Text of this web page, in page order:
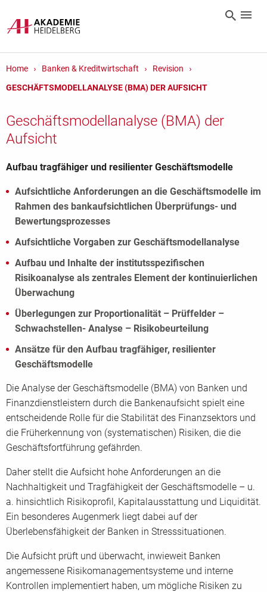
Home Banken & Kreditwirtschaft
Revision
GESCHÄFTSMODELLANALYSE (BMA) DER AUFSICHT
Geschäftsmodellanalyse (BMA) der
Aufsicht
Aufbau tragfähiger und resilienter Geschäftsmodelle
Aufsichtliche Anforderungen an die Geschäftsmodelle im
Rahmen des bankaufsichtlichen Überprüfungs- und
Bewertungsprozesses
Aufsichtliche Vorgaben zur Geschäftsmodellanalyse
Aufbau und Inhalte der institutsspezifischen
Risikoanalyse als zentrales Element der kontinuierlichen
Überwachung
Überlegungen zur Proportionalität – Prüffelder –
Schwachstellen- Analyse – Risikobeurteilung
Ansätze für den Aufbau tragfähiger, resilienter
Geschäftsmodelle
Die Analyse der Geschäftsmodelle (BMA) von Banken und
Finanzdienstleistern durch die Bankenaufsicht spielt eine
entscheidende Rolle für die Stabilität des Finanzsektors und
die Früherkennung von (systematischen) Risiken, die die
Geschäftsfortführung gefährden.
Daher stellt die Aufsicht hohe Anforderungen an die
Nachhaltigkeit und Tragfähigkeit der Geschäftsmodelle – u.
a. hinsichtlich Risikoprofil, Kapitalausstattung und Liquidität.
Ein besonderes Augenmerk liegt dabei auf der
Überlebensfähigkeit der Banken in Stresssituationen.
Die Aufsicht prüft und überwacht, inwieweit Banken
angemessene Risikomanagementsysteme und interne
Kontrollen implementiert haben, um mögliche Risiken zu